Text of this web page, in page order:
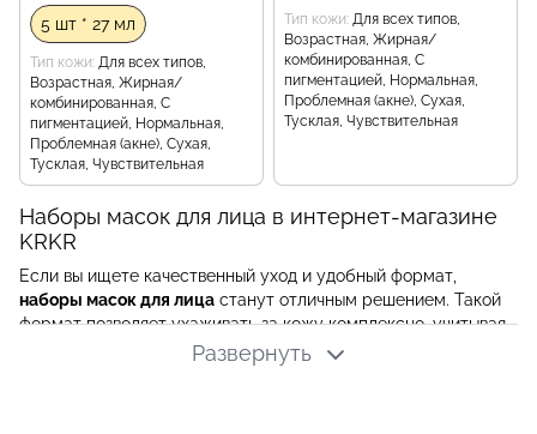
5 шт * 27 мл
Тип кожи Для всех типов,
Возрастная, Жирная/
комбинированная, С
пигментацией, Нормальная,
Проблемная (акне), Сухая,
Тусклая, Чувствительная
Тип кожи Для всех типов,
Возрастная, Жирная/
комбинированная, С
пигментацией, Нормальная,
Проблемная (акне), Сухая,
Тусклая, Чувствительная
Наборы масок для лица в интернет-магазине
KRKR
Если вы ищете качественный уход и удобный формат,
наборы масок для лица станут отличным решением. Такой
формат позволяет ухаживать за кожу комплексно, учитывая
состояние лица в разные дни и решая сразу несколько
косметических задач. Благодаря широкому выбору в
Развернуть